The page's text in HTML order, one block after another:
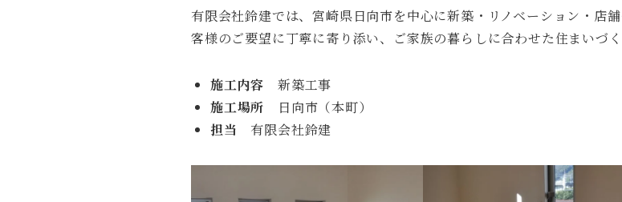
有限会社鈴建では、宮崎県日向市を中心に新築・リノベーション・店
客様のご要望に丁寧に寄り添い、ご家族の暮らしに合わせた住まいづ
施工内容 新築工事
施工場所 日向市（本町）
担当 有限会社鈴建